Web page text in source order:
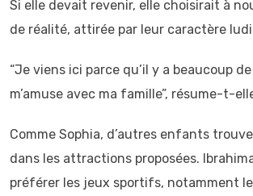
Si elle devait revenir, elle choisirait à
de réalité, attirée par leur caractère
“Je viens ici parce qu’il y a beaucoup
m’amuse avec ma famille”, résume-t-
Comme Sophia, d’autres enfants
dans les attractions proposées.
préférer les jeux sportifs, notamment